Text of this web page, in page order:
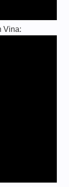
Vina: